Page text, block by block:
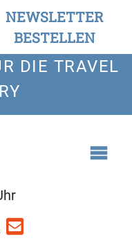
NEWSLETTER
BESTELLEN
DIE TRAVEL